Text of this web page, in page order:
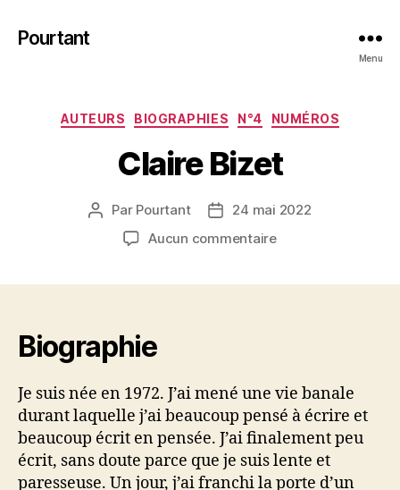
Pourtant
Menu
Catégories
AUTEURS BIOGRAPHIES N°4 NUMÉROS
Claire Bizet
Auteur
l’article
Par Pourtant
Date24 mai 2022
Aucun commentairesur
Biographie
Je suis née en 1972. J’ai mené une vie banale
durant laquelle j’ai beaucoup pensé à écrire et
beaucoup écrit en pensée. J’ai finalement peu
écrit, sans doute parce que je suis lente et
paresseuse. Un jour, j’ai franchi la porte d’un